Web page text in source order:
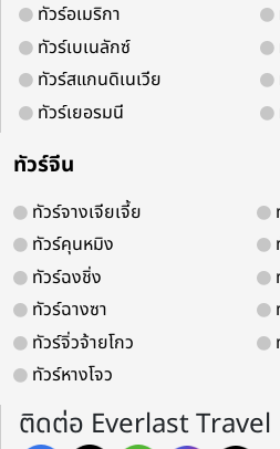
ติดตามเพื่อรับโ
ทัวร์อเมริกา
ทัวร์เบเนลักซ์
ทัวร์สแกนดิเนเวีย
ทัวร์เยอรมนี
ทัวร์จีน
ทัวร์จางเจียเจี้ย
ทัวร์คุนหมิง
ทัวร์ฉงชิ่ง
ทัวร์ฉางซา
ทัวร์จิ่วจ้ายโกว
ทัวร์หางโจว
ติดต่อ Everlast Travel